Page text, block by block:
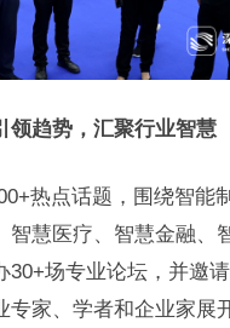
领趋势，汇聚行业智慧
热点话题，围绕智能
慧医疗、智慧金融、
30+场专业论坛，并邀
专家、学者和企业家展